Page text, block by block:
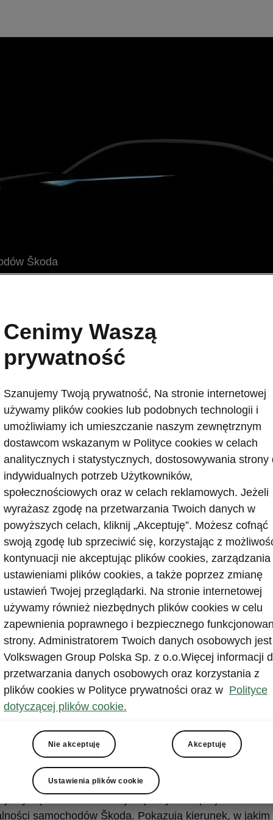
Škoda
niż pierwsze
jest czymś więcej niż tylko łączeniem poszczególnych
To tworzenie wartości i nadawanie znaczenia.
samochodów nie ogranicza się tylko do
Zainspirowani ponad 120-letnim doświadczeniem i
dostarczamy emocje, a zarazem funkcjonalność
projekty. Dowiedz się więcej na ten
z całym procesem tworzenia nowego pojazdu, a
że już zawsze będziesz patrzeć na Škodę w
rzeczywistość
samochodów Škoda. Pokazują kierunek, w jakim
Cenimy Waszą
prywatność
Szanujemy Twoją prywatność, Na stronie internetowej
używamy plików cookies lub podobnych technologii i
umożliwiamy ich umieszczanie naszym zewnętrznym
dostawcom wskazanym w Polityce cookies w celach
analitycznych i statystycznych, dostosowywania strony
indywidualnych potrzeb Użytkowników,
społecznościowych oraz w celach reklamowych. Jeżeli
wyrażasz zgodę na przetwarzania Twoich danych w
powyższych celach, kliknij „Akceptuję”. Możesz cofnąć
swoją zgodę lub sprzeciwić się, korzystając z
kontynuacji nie akceptując plików cookies, zarządzania
ustawieniami plików cookies, a także poprzez zmianę
ustawień Twojej przeglądarki. Na stronie internetowej
używamy również niezbędnych plików cookies w celu
zapewnienia poprawnego i bezpiecznego
strony. Administratorem Twoich danych osobowych jest
Volkswagen Group Polska Sp. z o.o.Więcej informacji
przetwarzania danych osobowych oraz korzystania z
plików cookies w Polityce prywatności oraz w Polityce
dotyczącej plików cookie.
Nie akceptuję Akceptuję
Ustawienia plików cookie